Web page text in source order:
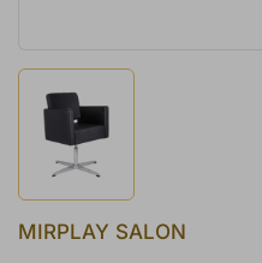
MIRPLAY SALON